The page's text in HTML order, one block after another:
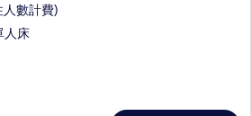
人數計費)
人床